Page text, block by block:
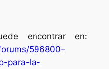
encontrar en:
596800–
para-la-